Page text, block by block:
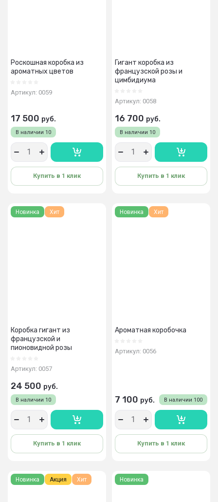
Роскошная коробка из
ароматных цветов
Артикул: 0059
В наличии 10
17 500 руб.
Купить в 1 клик
Гигант коробка из
французской розы и
цимбидиума
Артикул: 0058
В наличии 10
16 700 руб.
Купить в 1 клик
Новинка Хит
Коробка гигант из
французской и
пионовидной розы
Артикул: 0057
В наличии 10
24 500 руб.
Купить в 1 клик
Новинка Хит
Ароматная коробочка
Артикул: 0056
В наличии 100
7 100 руб.
Купить в 1 клик
Новинка Акция Хит Новинка